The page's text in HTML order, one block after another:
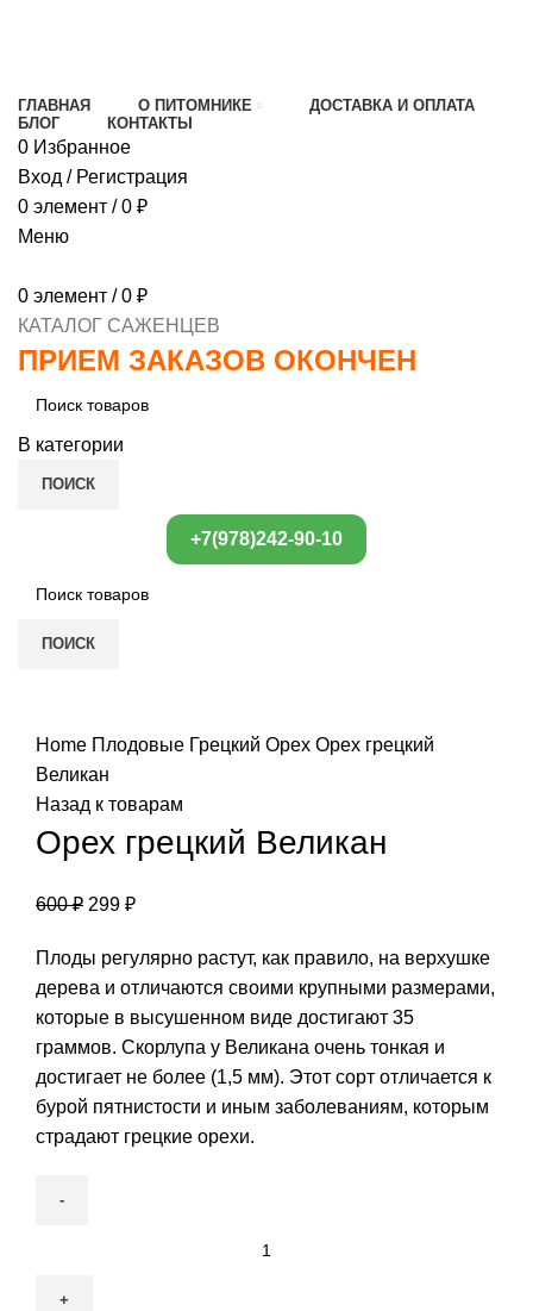
ГЛАВНАЯ О ПИТОМНИКЕ
ДОСТАВКА И ОПЛАТА
БЛОГ
КОНТАКТЫ
0 Избранное
Вход / Регистрация
0 элемент / 0 ₽
Меню
0 элемент / 0 ₽
КАТАЛОГ САЖЕНЦЕВ
ПРИЕМ ЗАКАЗОВ ОКОНЧЕН
В категории
ПОИСК
+7(978)242-90-10
ПОИСК
Home Плодовые Грецкий Орех Орех грецкий
Великан
Назад к товарам
Орех грецкий Великан
600₽ 299 ₽
Плоды регулярно растут, как правило, на верхушке
дерева и отличаются своими крупными размерами,
которые в высушенном виде достигают 35
граммов. Скорлупа у Великана очень тонкая и
достигает не более (1,5 мм). Этот сорт отличается к
бурой пятнистости и иным заболеваниям, которым
страдают грецкие орехи.
Великан